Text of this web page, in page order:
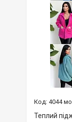
4044
Теплий